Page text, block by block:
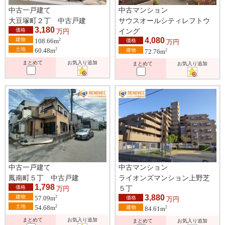
中古一戸建て
大豆塚町２丁 中古戸建
価格 3,180 万円
建物 108.66m2
土地 60.48m2
まとめて お気入り追加
中古マンション
サウスオールシティレフトウ
イング
価格 4,080 万円
建物 72.76m2
まとめて お気入り追加
中古一戸建て
鳳南町５丁 中古戸建
価格 1,798 万円
建物 57.09m2
土地 54.68m2
まとめて お気入り追加
中古マンション
ライオンズマンション上野芝
５丁
価格 3,880 万円
建物 84.61m2
まとめて お気入り追加